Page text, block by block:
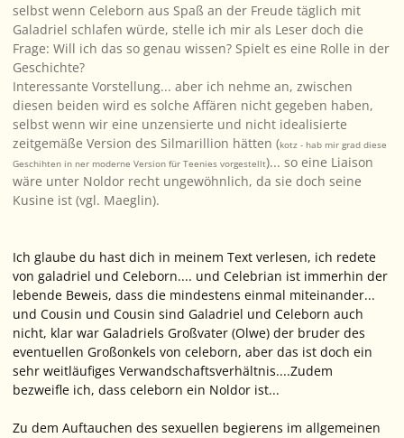
selbst wenn Celeborn aus Spaß an der Freude täglich mit
Galadriel schlafen würde, stelle ich mir als Leser doch die
Frage: Will ich das so genau wissen? Spielt es eine Rolle in der
Geschichte?
Interessante Vorstellung... aber ich nehme an, zwischen
diesen beiden wird es solche Affären nicht gegeben haben,
selbst wenn wir eine unzensierte und nicht idealisierte
zeitgemäße Version des Silmarillion hätten (kotz - hab mir grad diese
Geschihten in ner moderne Version für Teenies vorgestellt)... so eine Liaison
wäre unter Noldor recht ungewöhnlich, da sie doch seine
Kusine ist (vgl. Maeglin).
Ich glaube du hast dich in meinem Text verlesen, ich redete
von galadriel und Celeborn.... und Celebrian ist immerhin der
lebende Beweis, dass die mindestens einmal miteinander...
und Cousin und Cousin sind Galadriel und Celeborn auch
nicht, klar war Galadriels Großvater (Olwe) der bruder des
eventuellen Großonkels von celeborn, aber das ist doch ein
sehr weitläufiges Verwandschaftsverhältnis....Zudem
bezweifle ich, dass celeborn ein Noldor ist...
Zu dem Auftauchen des sexuellen begierens im allgemeinen